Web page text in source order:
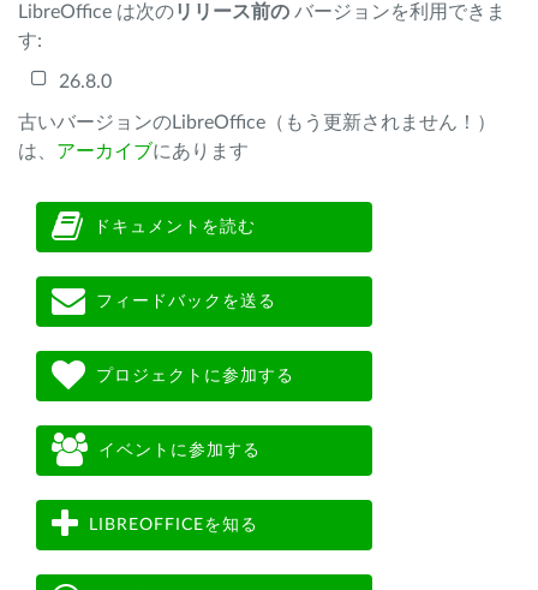
LibreOffice は次のリリース前の バージョンを利用できま
す:
26.8.0
古いバージョンのLibreOffice（もう更新されません！）
は、 アーカイブにあります
ドキュメントを読む
フィードバックを送る
プロジェクトに参加する
イベントに参加する
LIBREOFFICEを知る